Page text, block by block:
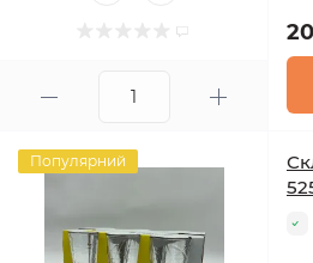
Популярний